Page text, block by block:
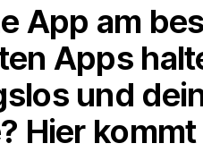
App am
Apps
und
Hier kommt